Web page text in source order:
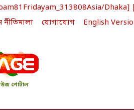
Dhaka]
নীতিমালা যোগাযোগ English
পোর্টাল